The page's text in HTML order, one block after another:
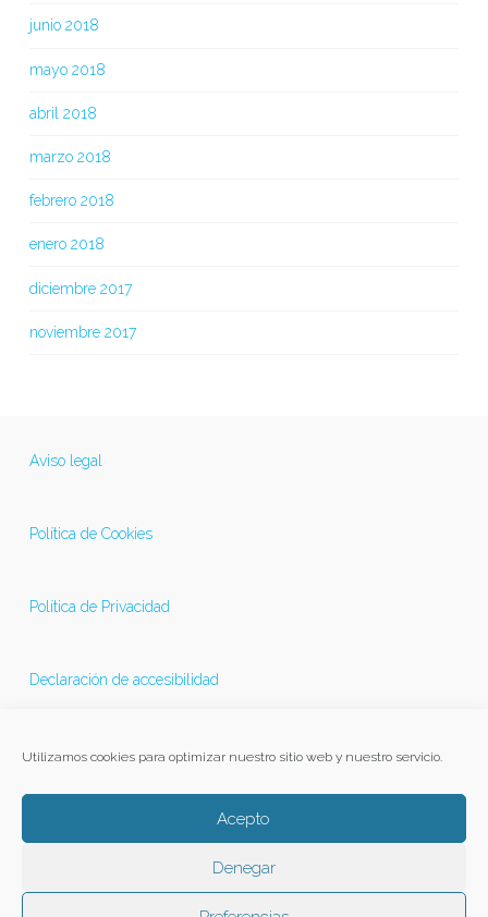
Utilizamos cookies para optimizar nuestro sitio web y nuestro servicio.
Acepto
Denegar
junio 2018
mayo 2018
abril 2018
marzo 2018
febrero 2018
enero 2018
diciembre 2017
noviembre 2017
Aviso legal
Política de Cookies
Política de Privacidad
Declaración de accesibilidad